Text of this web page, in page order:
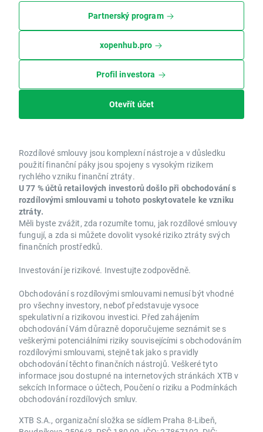
Partnerský program
xopenhub.pro
Profil investora
Otevřít účet
Rozdílové smlouvy jsou komplexní nástroje a v důsledku
použití finanční páky jsou spojeny s vysokým rizikem
rychlého vzniku finanční ztráty.
U 77 % účtů retailových investorů došlo při obchodování s
rozdílovými smlouvami u tohoto poskytovatele ke vzniku
ztráty.
Měli byste zvážit, zda rozumíte tomu, jak rozdílové smlouvy
fungují, a zda si můžete dovolit vysoké riziko ztráty svých
finančních prostředků.
Investování je rizikové. Investujte zodpovědně.
Obchodování s rozdílovými smlouvami nemusí být vhodné
pro všechny investory, neboť představuje vysoce
spekulativní a rizikovou investici. Před zahájením
obchodování Vám důrazně doporučujeme seznámit se s
veškerými potenciálními riziky souvisejícími s obchodováním
rozdílovými smlouvami, stejně tak jako s pravidly
obchodování těchto finančních nástrojů. Veškeré tyto
informace jsou dostupné na internetových stránkách XTB v
sekcích Informace o účtech, Poučení o riziku a Podmínkách
obchodování rozdílových smluv.
XTB S.A., organizační složka se sídlem Praha 8-Libeň,